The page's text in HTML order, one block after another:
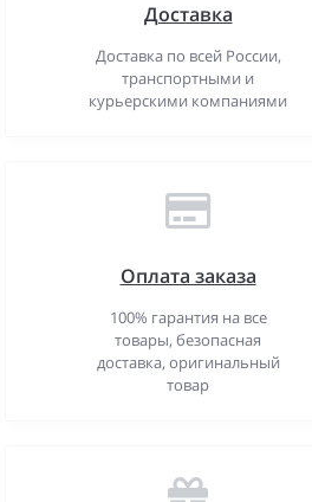
Доставка
Доставка по всей России,
транспортными и
курьерскими компаниями
Оплата заказа
100% гарантия на все
товары, безопасная
доставка, оригинальный
товар